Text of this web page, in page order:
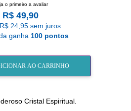
o primeiro a avaliar
R$ 49,90
24,95 sem juros
ganha 100 pontos
AO CARRINHO
Cristal Espiritual.